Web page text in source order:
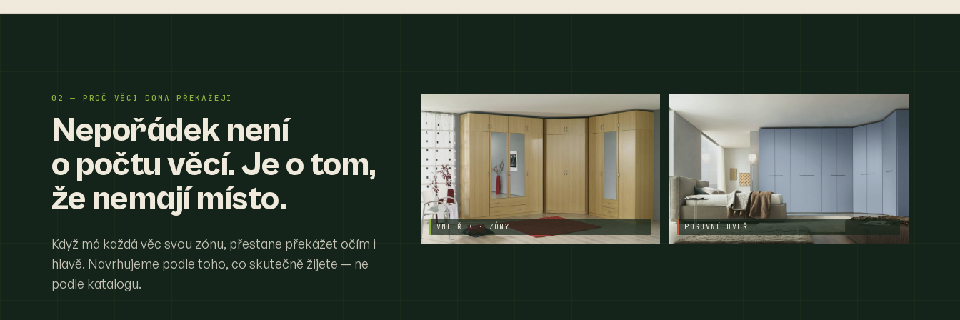
02 — PROČ VĚCI DOMA PŘEKÁŽEJÍ
Nepořádek není
o počtu věcí. Je o tom,
že nemají místo.
Když má každá věc svou zónu, přestane překážet očím i
hlavě. Navrhujeme podle toho, co skutečně žijete — ne
podle katalogu.
VNITŘEK · ZÓNY POSUVNÉ DVEŘE